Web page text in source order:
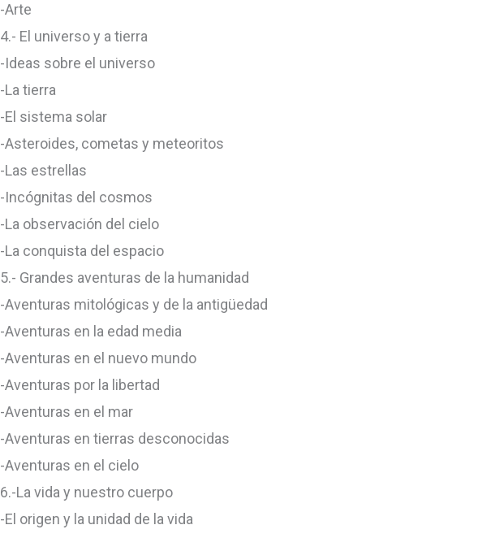
-Arte
4.- El universo y a tierra
-Ideas sobre el universo
-La tierra
-El sistema solar
-Asteroides, cometas y meteoritos
-Las estrellas
-Incógnitas del cosmos
-La observación del cielo
-La conquista del espacio
5.- Grandes aventuras de la humanidad
-Aventuras mitológicas y de la antigüedad
-Aventuras en la edad media
-Aventuras en el nuevo mundo
-Aventuras por la libertad
-Aventuras en el mar
-Aventuras en tierras desconocidas
-Aventuras en el cielo
6.-La vida y nuestro cuerpo
-El origen y la unidad de la vida